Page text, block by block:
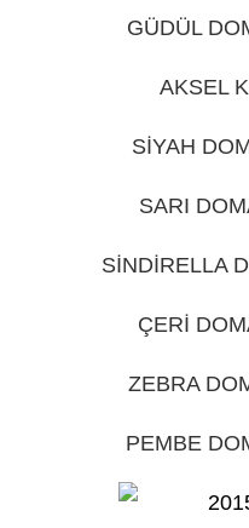
GÜDÜL
AKSEL
SİYAH
SARI
SİNDİRELLA
ÇERİ
ZEBRA
PEMBE